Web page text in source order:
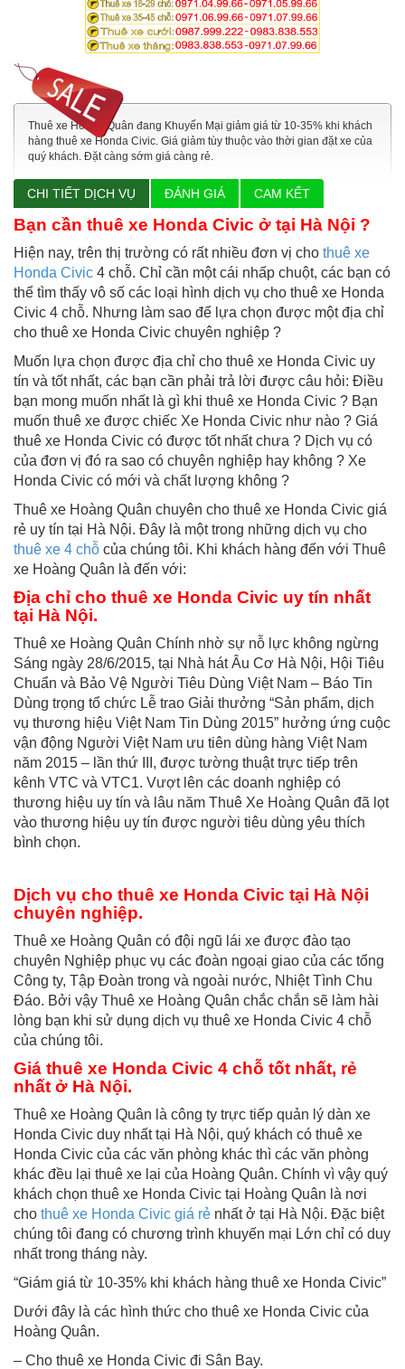
Thuê xe Hoàng Quân đang Khuyến Mại giảm giá từ 10-35% khi khách
hàng thuê xe Honda Civic. Giá giảm tùy thuộc vào thời gian đặt xe của
quý khách. Đặt càng sớm giá càng rẻ.
CHI TIẾT DỊCH VỤ ĐÁNH GIÁ CAM KẾT
Bạn cần thuê xe Honda Civic ở tại Hà Nội ?
Hiện nay, trên thị trường có rất nhiều đơn vị cho thuê xe
Honda Civic 4 chỗ. Chỉ cần một cái nhấp chuột, các bạn có
thể tìm thấy vô số các loại hình dịch vụ cho thuê xe Honda
Civic 4 chỗ. Nhưng làm sao để lựa chọn được một địa chỉ
cho thuê xe Honda Civic chuyên nghiệp ?
Muốn lựa chọn được địa chỉ cho thuê xe Honda Civic uy
tín và tốt nhất, các bạn cần phải trả lời được câu hỏi: Điều
bạn mong muốn nhất là gì khi thuê xe Honda Civic ? Bạn
muốn thuê xe được chiếc Xe Honda Civic như nào ? Giá
thuê xe Honda Civic có được tốt nhất chưa ? Dịch vụ có
của đơn vị đó ra sao có chuyên nghiệp hay không ? Xe
Honda Civic có mới và chất lượng không ?
Thuê xe Hoàng Quân chuyên cho thuê xe Honda Civic giá
rẻ uy tín tại Hà Nội. Đây là một trong những dịch vụ cho
thuê xe 4 chỗ của chúng tôi. Khi khách hàng đến với Thuê
xe Hoàng Quân là đến với:
Địa chỉ cho thuê xe Honda Civic uy tín nhất
tại Hà Nội.
Thuê xe Hoàng Quân Chính nhờ sự nỗ lực không ngừng
Sáng ngày 28/6/2015, tại Nhà hát Âu Cơ Hà Nội, Hội Tiêu
Chuẩn và Bảo Vệ Người Tiêu Dùng Việt Nam – Báo Tin
Dùng trọng tổ chức Lễ trao Giải thưởng “Sản phẩm, dịch
vụ thương hiệu Việt Nam Tin Dùng 2015” hưởng ứng cuộc
vận động Người Việt Nam ưu tiên dùng hàng Việt Nam
năm 2015 – lần thứ III, được tường thuật trực tiếp trên
kênh VTC và VTC1. Vượt lên các doanh nghiệp có
thương hiệu uy tín và lâu năm Thuê Xe Hoàng Quân đã lọt
vào thương hiệu uy tín được người tiêu dùng yêu thích
bình chọn.
Dịch vụ cho thuê xe Honda Civic tại Hà Nội
chuyên nghiệp.
Thuê xe Hoàng Quân có đội ngũ lái xe được đào tạo
chuyên Nghiệp phục vụ các đoàn ngoại giao của các tổng
Công ty, Tập Đoàn trong và ngoài nước, Nhiệt Tình Chu
Đáo. Bởi vậy Thuê xe Hoàng Quân chắc chắn sẽ làm hài
lòng bạn khi sử dụng dịch vụ thuê xe Honda Civic 4 chỗ
của chúng tôi.
Giá thuê xe Honda Civic 4 chỗ tốt nhất, rẻ
nhất ở Hà Nội.
Thuê xe Hoàng Quân là công ty trực tiếp quản lý dàn xe
Honda Civic duy nhất tại Hà Nội, quý khách có thuê xe
Honda Civic của các văn phòng khác thì các văn phòng
khác đều lại thuê xe lại của Hoàng Quân. Chính vì vậy quý
khách chọn thuê xe Honda Civic tại Hoàng Quân là nơi
cho thuê xe Honda Civic giá rẻ nhất ở tại Hà Nội. Đặc biệt
chúng tôi đang có chương trình khuyến mại Lớn chỉ có duy
nhất trong tháng này.
“Giám giá từ 10-35% khi khách hàng thuê xe Honda Civic”
Dưới đây là các hình thức cho thuê xe Honda Civic của
Hoàng Quân.
– Cho thuê xe Honda Civic đi Sân Bay.